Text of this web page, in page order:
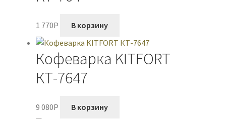
1 770P В корзину
Кофеварка KITFORT
КТ-7647
9 080P В корзину